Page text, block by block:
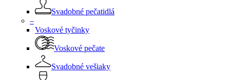
Svadobné pečatidlá
–
Voskové tyčinky
Voskové pečate
Svadobné vešiaky